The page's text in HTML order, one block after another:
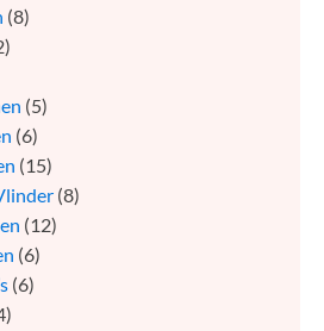
(8)
(5)
(6)
(15)
(8)
(12)
(6)
(6)